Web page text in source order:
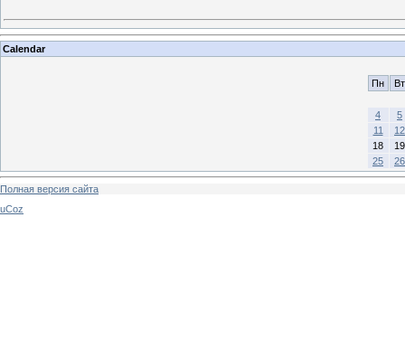
Calendar
Пн Вт
4
5
11
12
18
19
25
26
Полная версия сайта
uCoz